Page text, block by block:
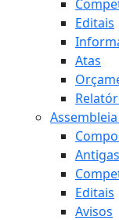
Editais
Atas
Editais
Avisos